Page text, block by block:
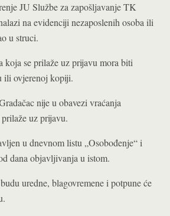
JU Službe za zapošljavanje TK
na evidenciji nezaposlenih osoba ili
u struci.
koja se prilaže uz prijavu mora biti
ili ovjerenoj kopiji.
nije u obavezi vraćanja
uz prijavu.
u dnevnom listu „Osobođenje“ i
dana objavljivanja u istom.
uredne, blagovremene i potpune će